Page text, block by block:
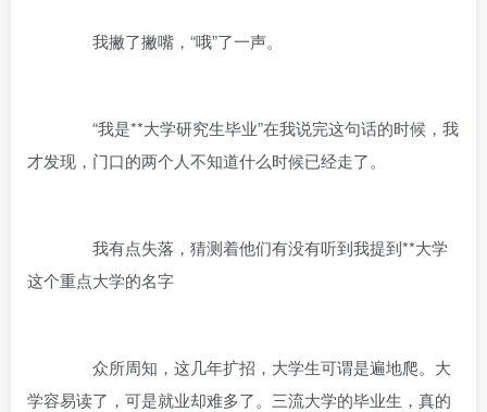
我撇了撇嘴，“哦”了一声。
“我是**大学研究生毕业”在我说完这句话的时候，我
才发现，门口的两个人不知道什么时候已经走了。
我有点失落，猜测着他们有没有听到我提到**大学
这个重点大学的名字
众所周知，这几年扩招，大学生可谓是遍地爬。大
学容易读了，可是就业却难多了。三流大学的毕业生，真的